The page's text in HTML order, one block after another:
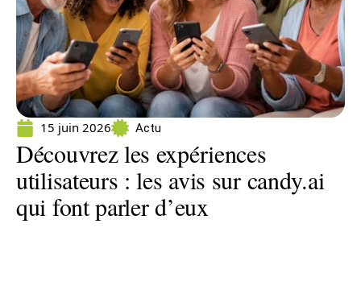
15 juin 2026 Actu
Découvrez les expériences
utilisateurs : les avis sur candy.ai
qui font parler d’eux